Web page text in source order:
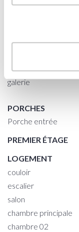
galerie
PORCHES
Porche entrée
PREMIER ÉTAGE
LOGEMENT
couloir
escalier
salon
chambre principale
chambre 02